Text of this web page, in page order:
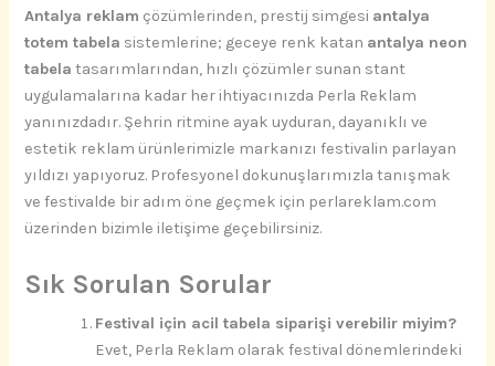
Antalya reklam çözümlerinden, prestij simgesi antalya
totem tabela sistemlerine; geceye renk katan antalya neon
tabela tasarımlarından, hızlı çözümler sunan stant
uygulamalarına kadar her ihtiyacınızda Perla Reklam
yanınızdadır. Şehrin ritmine ayak uyduran, dayanıklı ve
estetik reklam ürünlerimizle markanızı festivalin parlayan
yıldızı yapıyoruz. Profesyonel dokunuşlarımızla tanışmak
ve festivalde bir adım öne geçmek için perlareklam.com
üzerinden bizimle iletişime geçebilirsiniz.
Sık Sorulan Sorular
Festival için acil tabela siparişi verebilir miyim?
Evet, Perla Reklam olarak festival dönemlerindeki